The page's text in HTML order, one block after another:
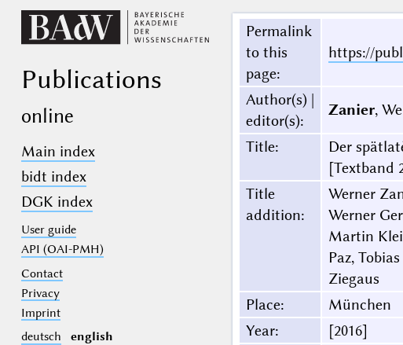
Publications
online
Main index
bidt index
DGK index
User guide
API (OAI-PMH)
Contact
Privacy
Imprint
deutsch
english
Permalink
to this
page:
https://
Author(s) |
editor(s):
Zanier,
Title:
Der
[Textband
Title
addition:
Werner
Werner
Martin
Paz,
Ziegaus
Place:
München
Year:
[2016]